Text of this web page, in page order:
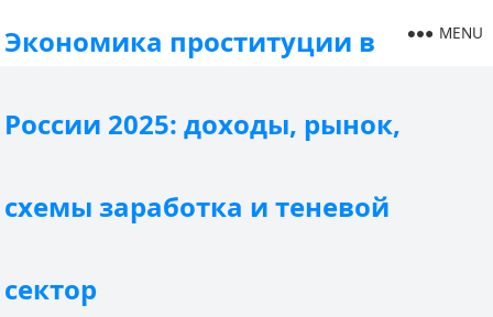
Экономика проституции в
России 2025: доходы, рынок,
схемы заработка и теневой
сектор
MENU